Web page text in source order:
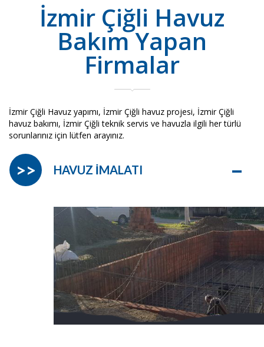
İzmir Çiğli Havuz
Bakım Yapan
Firmalar
İzmir Çiğli Havuz yapımı, İzmir Çiğli havuz projesi, İzmir Çiğli
havuz bakımı, İzmir Çiğli teknik servis ve havuzla ilgili her türlü
sorunlarınız için lütfen arayınız.
HAVUZ İMALATI –
>>